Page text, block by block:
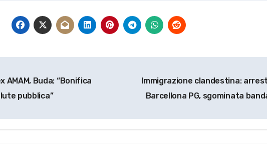
AMAM, Buda: “Bonifica
pubblica”
Immigrazione clandestina:
Barcellona PG, sgominata